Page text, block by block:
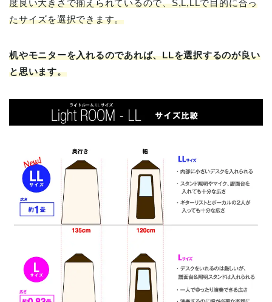
度良い大きさで揃えられているので、S,L,LLで目的に合っ
たサイズを選択できます。
机やモニターを入れるのであれば、LLを選択するのが良い
と思います。